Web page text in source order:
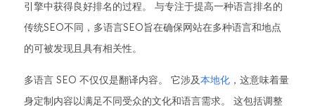
引擎中获得良好排名的过程。 与专注于提高一种语言排名的
传统SEO不同，多语言SEO旨在确保网站在多种语言和地点
的可被发现且具有相关性。
多语言 SEO 不仅仅是翻译内容。 它涉及本地化 ，这意味着量
身定制内容以满足不同受众的文化和语言需求。 这包括调整